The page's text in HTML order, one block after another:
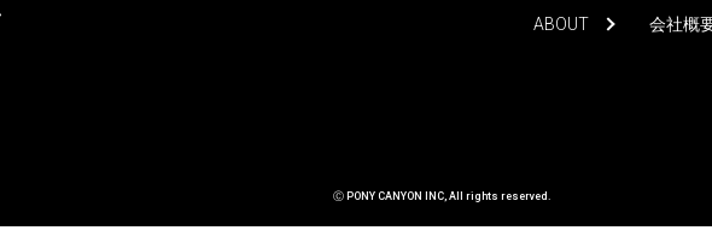
ABOUT 会社概
Ⓒ PONY CANYON INC, All rights reserved.